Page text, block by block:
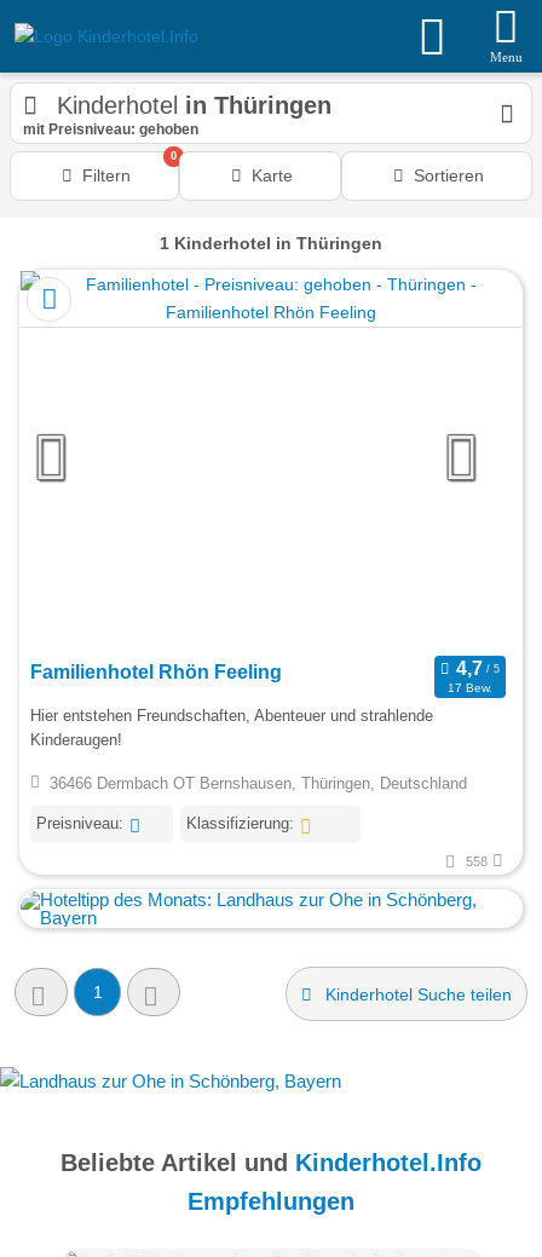
Menu
Kinderhotel in Thüringen
mit Preisniveau: gehoben
Filtern
0
Karte Sortieren
1 Kinderhotel in Thüringen
Familienhotel Rhön Feeling
17 Bew.
Hier entstehen Freundschaften, Abenteuer und strahlende
Kinderaugen!
36466 Dermbach OT Bernshausen, Thüringen, Deutschland
Preisniveau: Klassifizierung:
558
1 Kinderhotel Suche teilen
Beliebte Artikel und Kinderhotel.Info
Empfehlungen